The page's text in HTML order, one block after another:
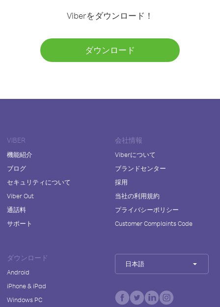
Viberをダウンロード！
ダウンロード
VIBER
機能紹介
ブログ
セキュリティについて
Viber Out
通話料
サポート
会社情報
Viberについて
ブランドセンター
採用
当社の利用規約
プライバシーポリシー
Customer Complaints Code
ダウンロード
Android
iPhone & iPad
Windows PC
日本語